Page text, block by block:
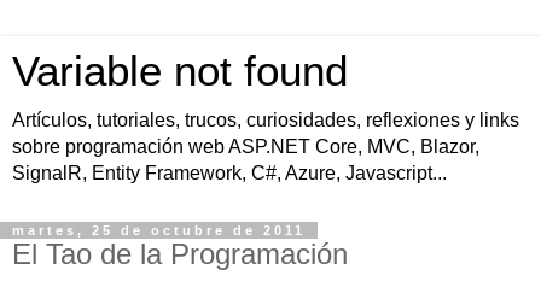
Variable not found
Artículos, tutoriales, trucos, curiosidades, reflexiones y links
sobre programación web ASP.NET Core, MVC, Blazor,
SignalR, Entity Framework, C#, Azure, Javascript...
martes, 25 de octubre de 2011
El Tao de la Programación